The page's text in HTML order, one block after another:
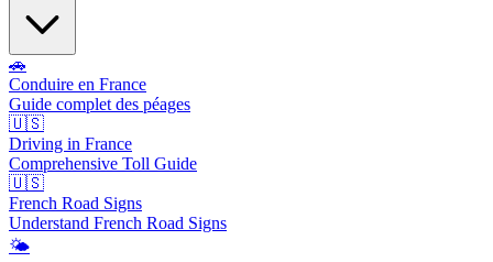
🚗
Conduire en France
Guide complet des péages
🇺🇸
Driving in France
Comprehensive Toll Guide
🇺🇸
French Road Signs
Understand French Road Signs
🌤️